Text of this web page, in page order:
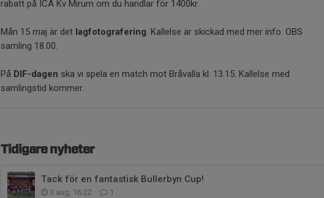
rabatt på ICA Kv Mirum om du handlar för 1400kr.
Mån 15 maj är det lagfotografering. Kallelse är skickad med mer info. OBS
samling 18.00.
På DIF-dagen ska vi spela en match mot Bråvalla kl. 13.15. Kallelse med
samlingstid kommer.
Tidigare nyheter
Tack för en fantastisk Bullerbyn Cup!
3 aug, 16:22 1